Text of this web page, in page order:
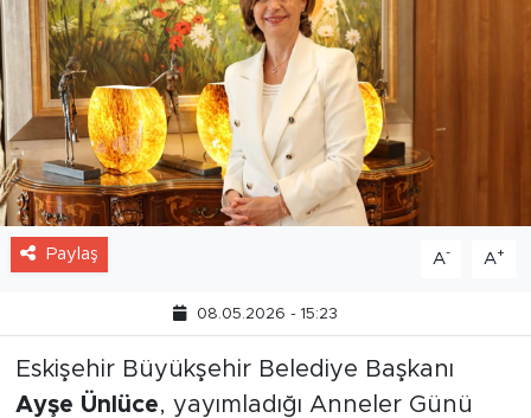
Paylaş A- A+
08.05.2026 - 15:23
Eskişehir Büyükşehir Belediye Başkanı
Ayşe Ünlüce, yayımladığı Anneler Günü